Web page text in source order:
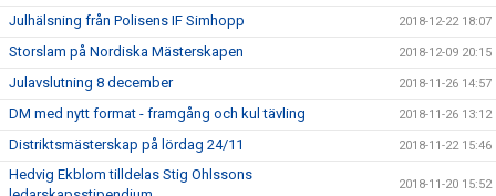
Julhälsning från Polisens IF Simhopp 2018-12-22 18:07
Storslam på Nordiska Mästerskapen 2018-12-09 20:15
Julavslutning 8 december 2018-11-26 14:57
DM med nytt format - framgång och kul tävling 2018-11-26 13:12
Distriktsmästerskap på lördag 24/11 2018-11-22 15:46
Hedvig Ekblom tilldelas Stig Ohlssons
2018-11-20 15:52